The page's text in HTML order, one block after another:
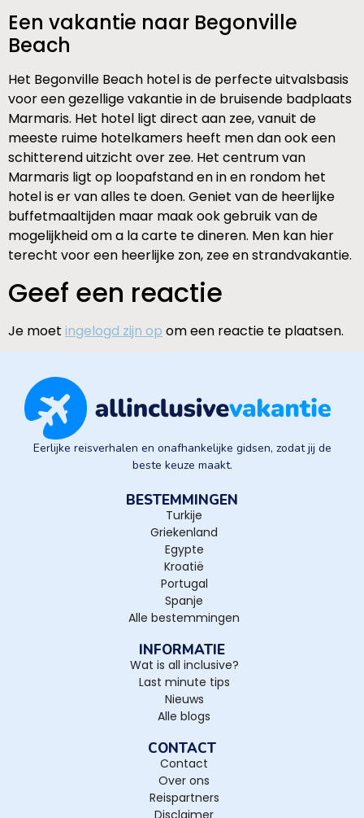
Een vakantie naar Begonville
Beach
Het Begonville Beach hotel is de perfecte uitvalsbasis
voor een gezellige vakantie in de bruisende badplaats
Marmaris. Het hotel ligt direct aan zee, vanuit de
meeste ruime hotelkamers heeft men dan ook een
schitterend uitzicht over zee. Het centrum van
Marmaris ligt op loopafstand en in en rondom het
hotel is er van alles te doen. Geniet van de heerlijke
buffetmaaltijden maar maak ook gebruik van de
mogelijkheid om a la carte te dineren. Men kan hier
terecht voor een heerlijke zon, zee en strandvakantie.
Geef een reactie
Je moet ingelogd zijn op om een reactie te plaatsen.
Eerlijke reisverhalen en onafhankelijke gidsen, zodat jij de
beste keuze maakt.
BESTEMMINGEN
Turkije
Griekenland
Egypte
Kroatië
Portugal
Spanje
Alle bestemmingen
INFORMATIE
Wat is all inclusive?
Last minute tips
Nieuws
Alle blogs
CONTACT
Contact
Over ons
Reispartners